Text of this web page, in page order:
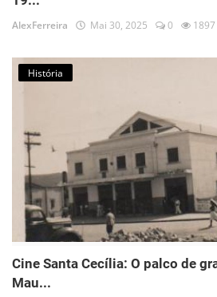
AlexFerreira Mai 30, 2025 0 1897
História
Cine Santa Cecília: O palco de
Mau...